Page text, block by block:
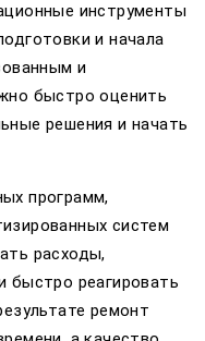
инструменты
и начала
и
быстро оценить
решения и начать
программ,
систем
расходы,
быстро реагировать
ремонт